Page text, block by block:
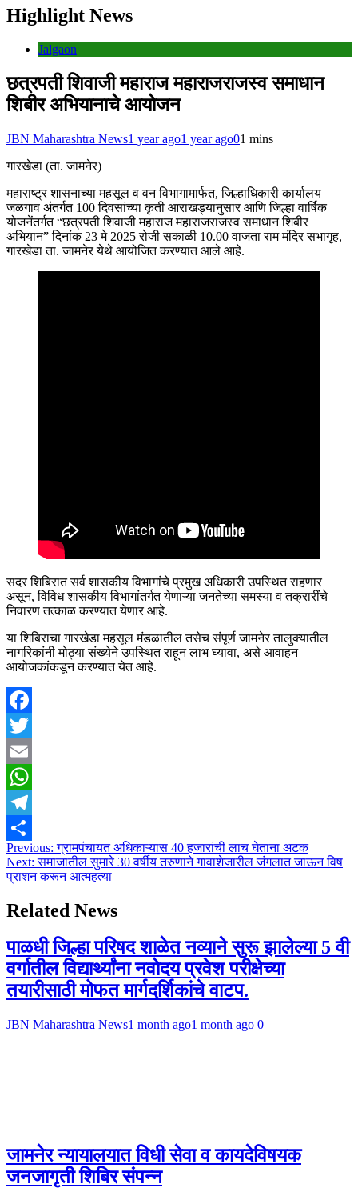
Highlight News
Jalgaon
छत्रपती शिवाजी महाराज महाराजराजस्व समाधान
शिबीर अभियानाचे आयोजन
JBN Maharashtra News1 year ago1 year ago01 mins
गारखेडा (ता. जामनेर)
महाराष्ट्र शासनाच्या महसूल व वन विभागामार्फत, जिल्हाधिकारी कार्यालय
जळगाव अंतर्गत 100 दिवसांच्या कृती आराखड्यानुसार आणि जिल्हा वार्षिक
योजनेंतर्गत “छत्रपती शिवाजी महाराज महाराजराजस्व समाधान शिबीर
अभियान” दिनांक 23 मे 2025 रोजी सकाळी 10.00 वाजता राम मंदिर सभागृह,
गारखेडा ता. जामनेर येथे आयोजित करण्यात आले आहे.
सदर शिबिरात सर्व शासकीय विभागांचे प्रमुख अधिकारी उपस्थित राहणार
असून, विविध शासकीय विभागांतर्गत येणाऱ्या जनतेच्या समस्या व तक्रारींचे
निवारण तत्काळ करण्यात येणार आहे.
या शिबिराचा गारखेडा महसूल मंडळातील तसेच संपूर्ण जामनेर तालुक्यातील
नागरिकांनी मोठ्या संख्येने उपस्थित राहून लाभ घ्यावा, असे आवाहन
आयोजकांकडून करण्यात येत आहे.
Facebook
Twitter
Email
WhatsApp
Telegram
Share
Post
navigation
Previous: ग्रामपंचायत अधिकाऱ्यास 40 हजारांची लाच घेताना अटक
Next: समाजातील सुमारे 30 वर्षीय तरुणाने गावाशेजारील जंगलात जाऊन विष
प्राशन करून आत्महत्या
Related News
पाळधी जिल्हा परिषद शाळेत नव्याने सुरू झालेल्या 5 वी
वर्गातील विद्यार्थ्यांना नवोदय प्रवेश परीक्षेच्या
तयारीसाठी मोफत मार्गदर्शिकांचे वाटप.
JBN Maharashtra News1 month ago1 month ago 0
जामनेर न्यायालयात विधी सेवा व कायदेविषयक
जनजागृती शिबिर संपन्न